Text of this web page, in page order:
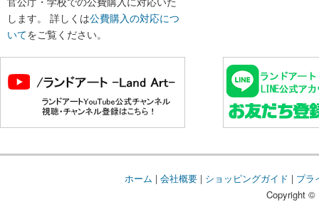
します。 詳しくは公費購入の対応につ
いてをご覧ください。
ホーム | 会社概要| ショッピングガイド | プラ
Copyright ©